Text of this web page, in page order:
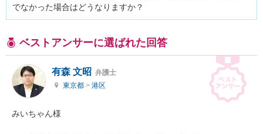
でなかった場合はどうなりますか？
ベストアンサーに選ばれた回答
有森 文昭 弁護士
東京都 > 港区
みいちゃん様